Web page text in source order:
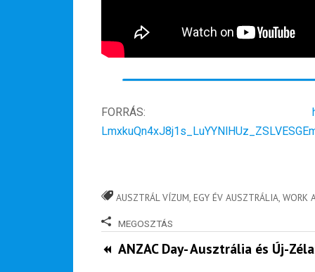
FORRÁS:
AUSZTRÁL VÍZUM, EGY ÉV AUSZTRÁLIA, WORK
MEGOSZTÁS
ANZAC Day- Ausztrália és Új-